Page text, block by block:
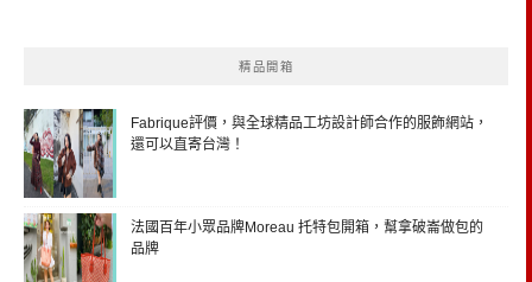
精品開箱
Fabrique評價，與全球精品工坊設計師合作的服飾網站，
還可以直寄台灣！
法國百年小眾品牌Moreau 托特包開箱，幫拿破崙做包的
品牌